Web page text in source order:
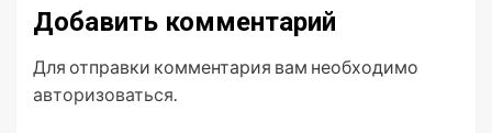
Добавить комментарий
Для отправки комментария вам необходимо
авторизоваться